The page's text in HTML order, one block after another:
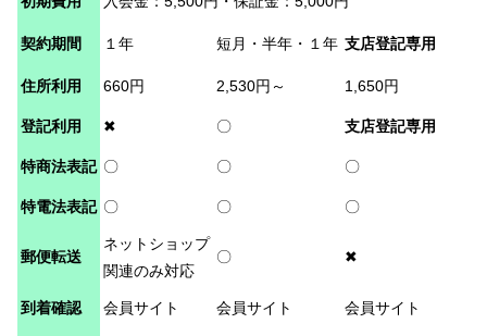
契約期間 １年 短月・半年・１年 支店登記専用
住所利用 660円 2,530円～ 1,650円
登記利用 ✖ 〇 支店登記専用
特商法表記 〇 〇 〇
特電法表記 〇 〇 〇
郵便転送
ネットショップ
関連のみ対応
〇 ✖
到着確認 会員サイト 会員サイト 会員サイト